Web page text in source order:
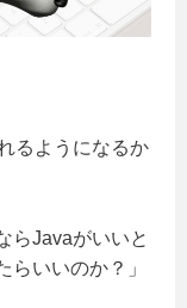
るようになるか
らJavaがいいと
らいいのか？」